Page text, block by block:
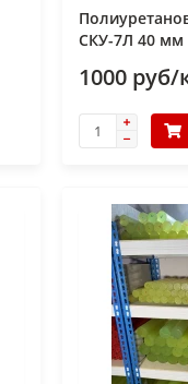
СКУ-7Л 40 мм
1000 руб/